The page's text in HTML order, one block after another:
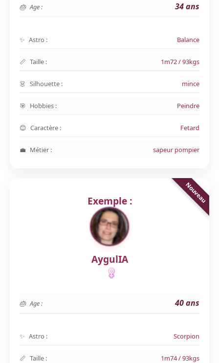
Age : 34 ans
Astro : Balance
Taille : 1m72 / 93kgs
Silhouette : mince
Hobbies : Peindre
Caractère : Fetard
Métier : sapeur pompier
Exemple :
AygulIA
Age : 40 ans
Astro : Scorpion
Taille : 1m74 / 93kgs